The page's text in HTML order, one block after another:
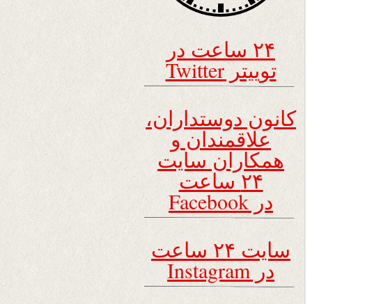
۲۴ ساعت در
توییتر Twitter
کانون دوستداران،
علاقمندان و
همکاران سایت
۲۴ ساعت
در Facebook
سایت ۲۴ ساعت
در Instagram